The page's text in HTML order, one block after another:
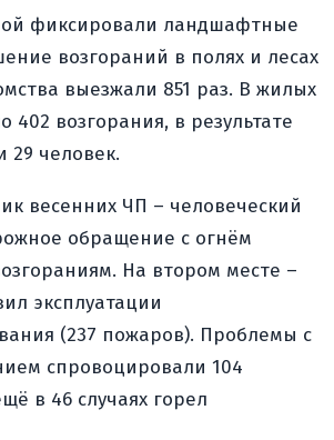
фиксировали ландшафтные
возгораний в полях и лесах
выезжали 851 раз. В жилых
402 возгорания, в результате
29 человек.
весенних ЧП – человеческий
обращение с огнём
На втором месте –
эксплуатации
(237 пожаров). Проблемы с
спровоцировали 104
в 46 случаях горел